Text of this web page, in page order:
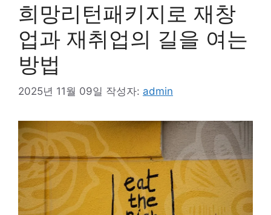
희망리턴패키지로 재창
업과 재취업의 길을 여는
방법
2025년 11월 09일 작성자: admin